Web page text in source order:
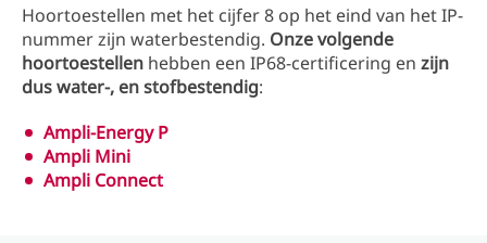
Hoortoestellen met het cijfer 8 op het eind van het IP-
nummer zijn waterbestendig. Onze volgende
hoortoestellen hebben een IP68-certificering en zijn
dus water-, en stofbestendig:
Ampli-Energy P
Ampli Mini
Ampli Connect